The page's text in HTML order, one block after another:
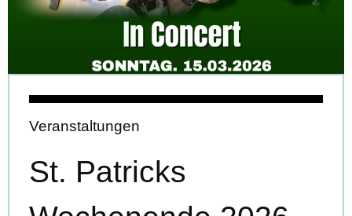
Veranstaltungen
St. Patricks